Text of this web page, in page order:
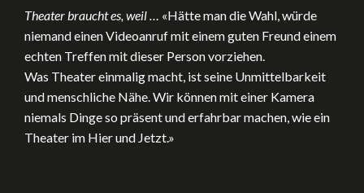
Theater braucht es, weil …
«Hätte man die Wahl, würde
niemand einen Videoanruf mit einem guten Freund einem
echten Treffen mit dieser Person vorziehen.
Was Theater einmalig macht, ist seine Unmittelbarkeit
und menschliche Nähe. Wir können mit einer Kamera
niemals Dinge so präsent und erfahrbar machen, wie ein
Theater im Hier und Jetzt.»